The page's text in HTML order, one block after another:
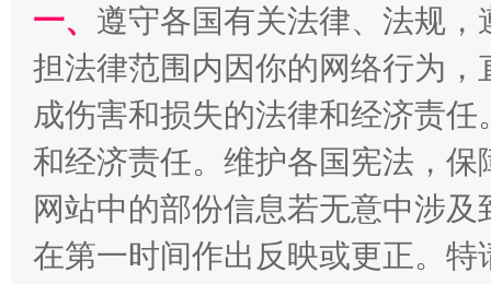
习近平的博鳌关键词
魏明
一、 遵守各国有关法律、法规
担法律范围内因你的网络行为
成伤害和损失的法律和经济责
和经济责任。维护各国宪法，
网站中的部份信息若无意中涉
在第一时间作出反映或更正。